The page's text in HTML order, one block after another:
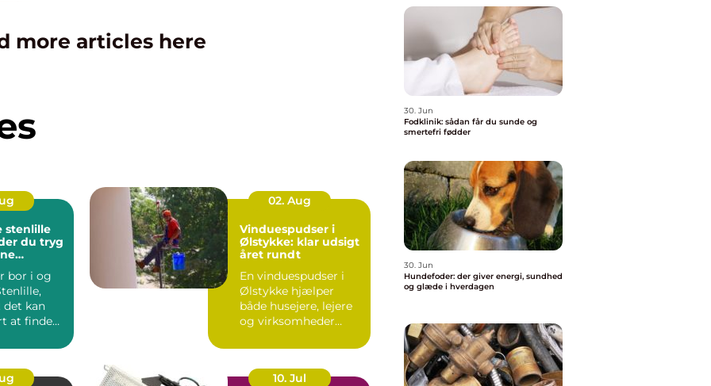
more articles here
stenlille
du tryg
bor i og
det kan
at finde
02. Aug
Vinduespudser i
Ølstykke: klar udsigt
året rundt
En vinduespudser i
Ølstykke hjælper
både husejere, lejere
og virksomheder
10. Jul
30. Jun
Fodklinik: sådan får du sunde og
smertefri fødder
30. Jun
Hundefoder: der giver energi, sundhed
og glæde i hverdagen